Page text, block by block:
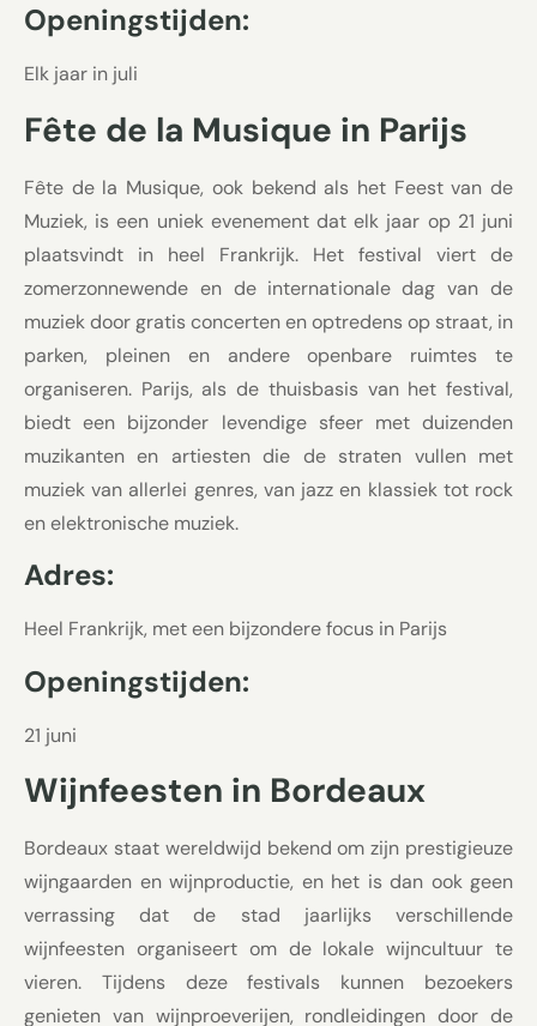
Openingstijden:
Elk jaar in juli
Fête de la Musique in Parijs
Fête de la Musique, ook bekend als het Feest van de
Muziek, is een uniek evenement dat elk jaar op 21 juni
plaatsvindt in heel Frankrijk. Het festival viert de
zomerzonnewende en de internationale dag van de
muziek door gratis concerten en optredens op straat, in
parken, pleinen en andere openbare ruimtes te
organiseren. Parijs, als de thuisbasis van het festival,
biedt een bijzonder levendige sfeer met duizenden
muzikanten en artiesten die de straten vullen met
muziek van allerlei genres, van jazz en klassiek tot rock
en elektronische muziek.
Adres:
Heel Frankrijk, met een bijzondere focus in Parijs
Openingstijden:
21 juni
Wijnfeesten in Bordeaux
Bordeaux staat wereldwijd bekend om zijn prestigieuze
wijngaarden en wijnproductie, en het is dan ook geen
verrassing dat de stad jaarlijks verschillende
wijnfeesten organiseert om de lokale wijncultuur te
vieren. Tijdens deze festivals kunnen bezoekers
genieten van wijnproeverijen, rondleidingen door de